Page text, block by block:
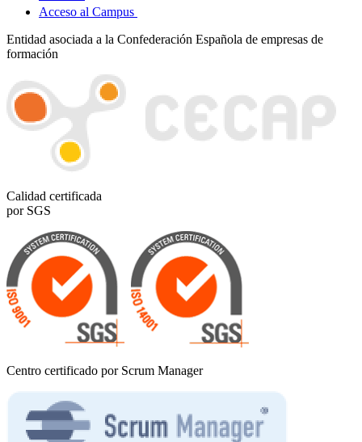
Acceso al Campus
Entidad asociada a la Confederación Española de empresas de
formación
Calidad certificada
por SGS
Centro certificado por Scrum Manager